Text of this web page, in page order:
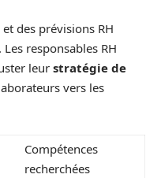
et des prévisions RH
responsables RH
leur stratégie de
vers les
Compétences
recherchées